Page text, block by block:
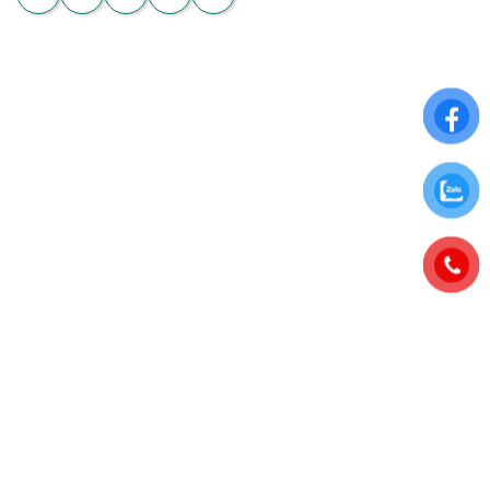
Để nhận những ưu đãi hấp dẫn từ Hoa Chân Thật, hãy đăng